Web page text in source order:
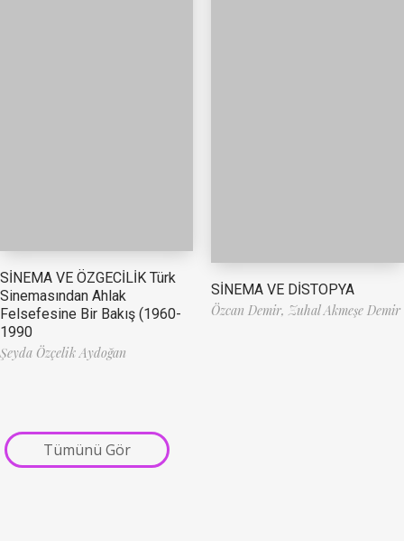
SİNEMA VE ÖZGECİLİK Türk
Sinemasından Ahlak
Felsefesine Bir Bakış (1960-
1990
Şeyda Özçelik Aydoğan
SİNEMA VE DİSTOPYA
Özcan Demir, Zuhal Akmeşe Demir
Tümünü Gör